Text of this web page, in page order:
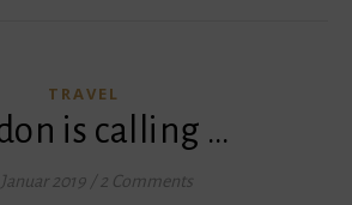
TRAVEL
is calling …
Januar 2019 / 2 Comments